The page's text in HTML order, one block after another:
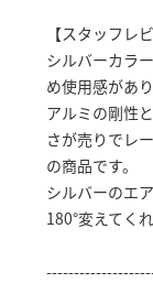
【スタッフレ
シルバーカラ
め使用感があ
アルミの剛性
さが売りでレ
の商品です。
シルバーのエ
180°変えてく